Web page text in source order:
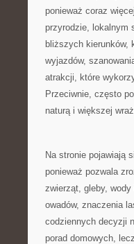
ponieważ coraz
przyrodzie, lokalnym
bliższych kierunków,
wyjazdów,
atrakcji, które
Przeciwnie, często
naturą i większej
Na stronie pojawiają
ponieważ pozwala
zwierząt, gleby,
owadów, znaczenia
codziennych decyzji
porad domowych,